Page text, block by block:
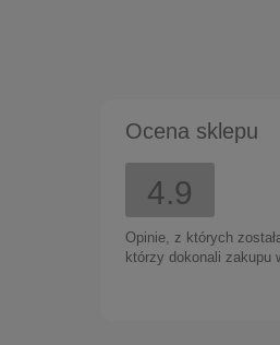
Ocena sklepu
4.9
Opinie, z których
którzy dokonali zakupu